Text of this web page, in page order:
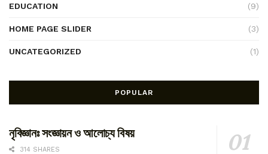
EDUCATION (9)
HOME PAGE SLIDER (3)
UNCATEGORIZED (1)
POPULAR
নৃবিজ্ঞানঃ সংজ্ঞায়ন ও আলোচ্য বিষয়
314 SHARES